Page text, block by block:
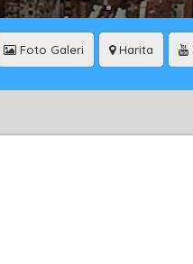
Foto Galeri Harita